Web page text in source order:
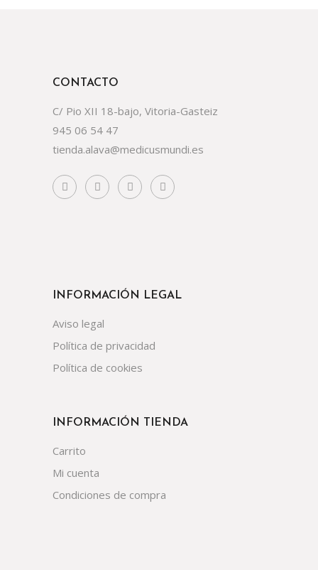
CONTACTO
C/ Pio XII 18-bajo, Vitoria-Gasteiz
945 06 54 47
tienda.alava@medicusmundi.es
INFORMACIÓN LEGAL
Aviso legal
Política de privacidad
Política de cookies
INFORMACIÓN TIENDA
Carrito
Mi cuenta
Condiciones de compra